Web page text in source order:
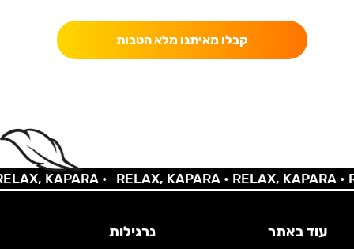
קבלו מאיתנו מלא הטבות
KAPARA • RELAX, KAPARA •RELAX, KAPARA •
עוד באתר נרגילות